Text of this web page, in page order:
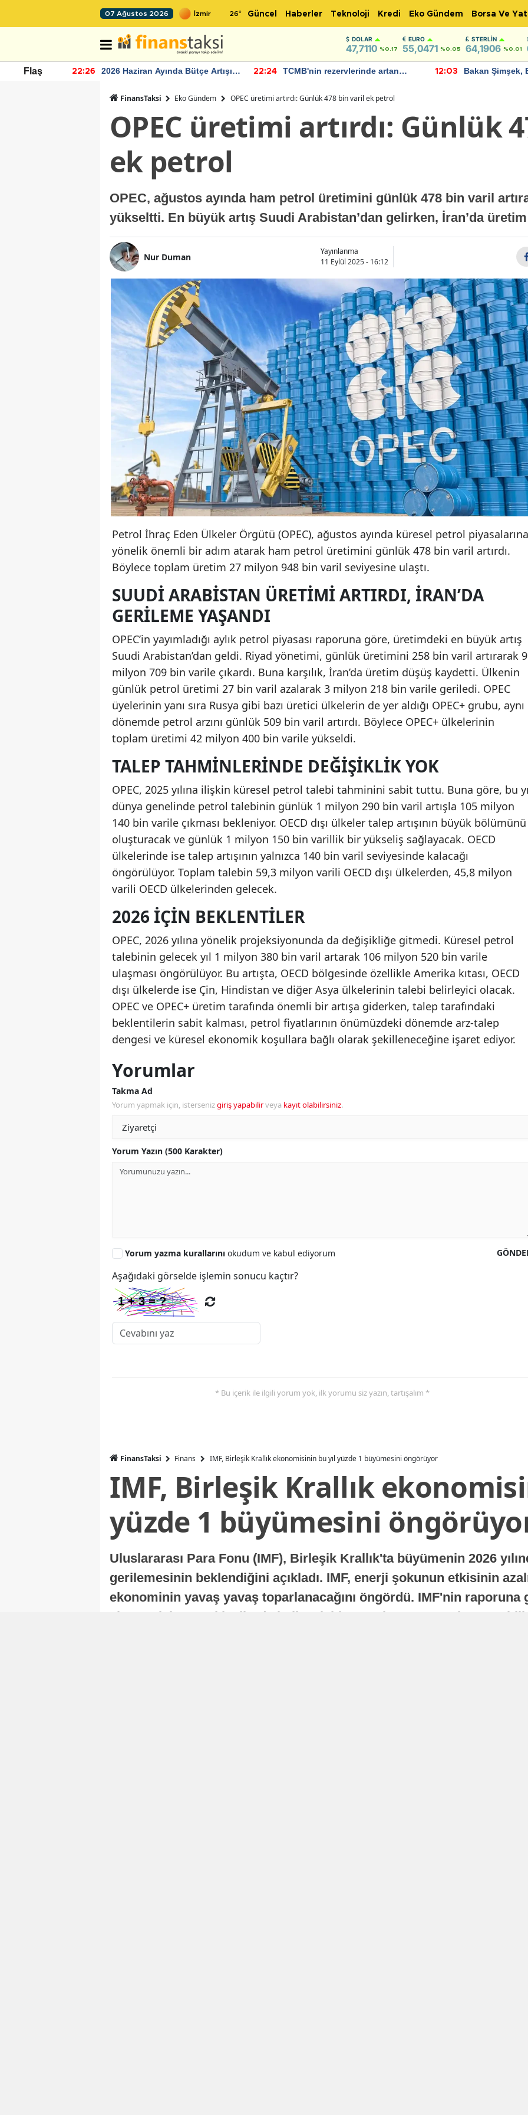
07 Ağustos 2026 26° Güncel Haberler Teknoloji Kredi Eko Gündem Borsa Ve
DOLAR
47,7110 %0.17
EURO
55,0471 %0.05
STERLIN
64,1906 %0.01
Flaş 22:26
2026 Haziran Ayında Bütçe Artışı
22:24
TCMB'nin rezervlerinde artan
12:03
Bakan Şimşek,
FinansTaksi Eko Gündem OPEC üretimi artırdı: Günlük 478 bin varil ek petrol
OPEC üretimi artırdı: Günlük
ek petrol
OPEC, ağustos ayında ham petrol üretimini günlük 478 bin varil
yükseltti. En büyük artış Suudi Arabistan’dan gelirken, İran’da
Nur Duman
Yayınlanma
11 Eylül 2025 - 16:12
Petrol İhraç Eden Ülkeler Örgütü (OPEC), ağustos ayında küresel petrol piyasalarına
yönelik önemli bir adım atarak ham petrol üretimini günlük 478 bin varil artırdı.
Böylece toplam üretim 27 milyon 948 bin varil seviyesine ulaştı.
SUUDI ARABISTAN ÜRETIMI ARTIRDI, İRAN’DA
GERILEME YAŞANDI
OPEC’in yayımladığı aylık petrol piyasası raporuna göre, üretimdeki en büyük artış
Suudi Arabistan’dan geldi. Riyad yönetimi, günlük üretimini 258 bin varil artırarak 9
milyon 709 bin varile çıkardı. Buna karşılık, İran’da üretim düşüş kaydetti. Ülkenin
günlük petrol üretimi 27 bin varil azalarak 3 milyon 218 bin varile geriledi. OPEC
üyelerinin yanı sıra Rusya gibi bazı üretici ülkelerin de yer aldığı OPEC+ grubu, aynı
dönemde petrol arzını günlük 509 bin varil artırdı. Böylece OPEC+ ülkelerinin
toplam üretimi 42 milyon 400 bin varile yükseldi.
TALEP TAHMINLERINDE DEĞIŞIKLIK YOK
OPEC, 2025 yılına ilişkin küresel petrol talebi tahminini sabit tuttu. Buna göre, bu
dünya genelinde petrol talebinin günlük 1 milyon 290 bin varil artışla 105 milyon
140 bin varile çıkması bekleniyor. OECD dışı ülkeler talep artışının büyük bölümünü
oluşturacak ve günlük 1 milyon 150 bin varillik bir yükseliş sağlayacak. OECD
ülkelerinde ise talep artışının yalnızca 140 bin varil seviyesinde kalacağı
öngörülüyor. Toplam talebin 59,3 milyon varili OECD dışı ülkelerden, 45,8 milyon
varili OECD ülkelerinden gelecek.
2026 İÇIN BEKLENTILER
OPEC, 2026 yılına yönelik projeksiyonunda da değişikliğe gitmedi. Küresel petrol
talebinin gelecek yıl 1 milyon 380 bin varil artarak 106 milyon 520 bin varile
ulaşması öngörülüyor. Bu artışta, OECD bölgesinde özellikle Amerika kıtası, OECD
dışı ülkelerde ise Çin, Hindistan ve diğer Asya ülkelerinin talebi belirleyici olacak.
OPEC ve OPEC+ üretim tarafında önemli bir artışa giderken, talep tarafındaki
beklentilerin sabit kalması, petrol fiyatlarının önümüzdeki dönemde arz-talep
dengesi ve küresel ekonomik koşullara bağlı olarak şekilleneceğine işaret ediyor.
Yorumlar
Takma Ad
Yorum yapmak için, istersenizgiriş yapabilirveya kayıt olabilirsiniz.
Yorum Yazın (500 Karakter)
Yorum yazma kurallarını okudum ve kabul ediyorum
Aşağıdaki görselde işlemin sonucu kaçtır?
* Bu içerik ile ilgili yorum yok, ilk yorumu siz yazın, tartışalım *
FinansTaksi Finans IMF, Birleşik Krallık ekonomisinin bu yıl yüzde 1 büyümesini öngörüyor
IMF, Birleşik Krallık
yüzde 1 büyümesini
Uluslararası Para Fonu (IMF), Birleşik Krallık'ta büyümenin 2026
gerilemesinin beklendiğini açıkladı. IMF, enerji şokunun etkisinin
ekonominin yavaş yavaş toparlanacağını öngördü. IMF'nin raporuna
ekonomisi, sonraki yıllarda istikrarlı bir toparlanma süreci